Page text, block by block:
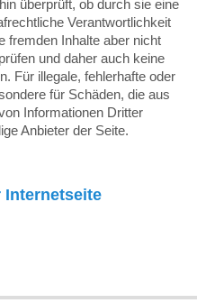
überprüft, ob durch sie eine
Verantwortlichkeit
fremden Inhalte aber nicht
und daher auch keine
Für illegale, fehlerhafte oder
für Schäden, die aus
Informationen Dritter
Anbieter der Seite.
Internetseite